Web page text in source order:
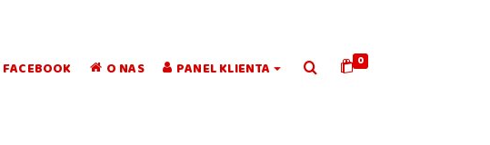
FACEBOOK O NAS PANEL KLIENTA 0